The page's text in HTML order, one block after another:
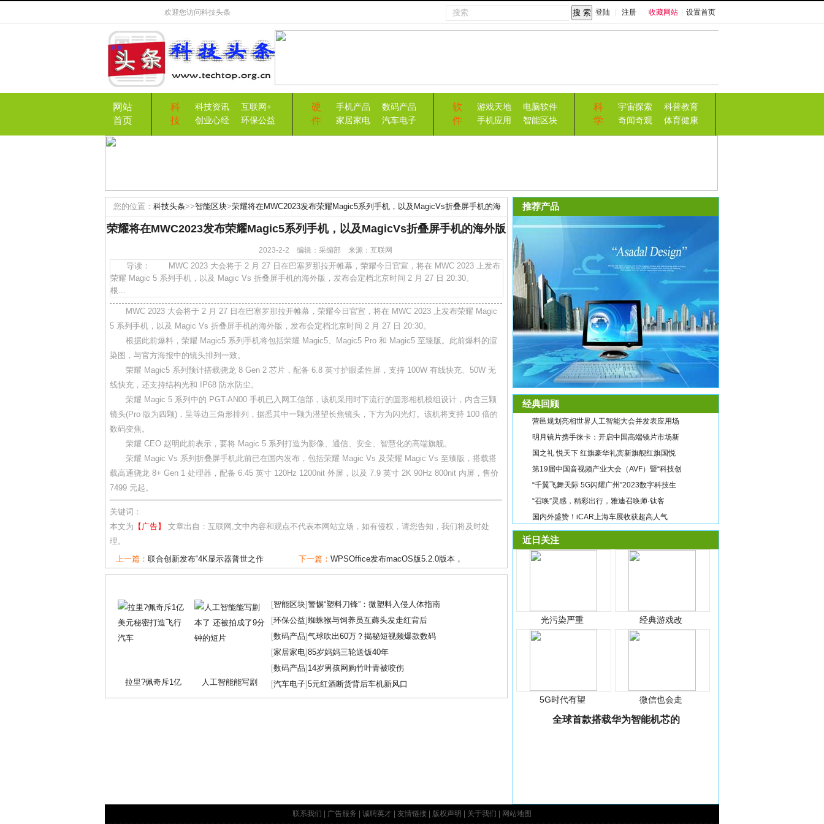
欢迎您访问科技头条 收藏网站 设置首页
登陆 注册
网站
首页
科
技
科技资讯
互联网+
创业心经
环保公益
硬
件
手机产品
数码产品
家居家电
汽车电子
软
件
游戏天地
电脑软件
手机应用
智能区块
科
学
宇宙探索
科普教育
奇闻奇观
体育健康
您的位置： 科技头条>>智能区块>荣耀将在MWC2023发布荣耀Magic5系列手机，以及MagicVs折叠屏手机的海
外版
荣耀将在MWC2023发布荣耀Magic5系列手机，以及MagicVs折叠屏手机的海外版
2023-2-2 编辑：采编部 来源：互联网
导读： MWC 2023 大会将于 2 月 27 日在巴塞罗那拉开帷幕，荣耀今日官宣，将在 MWC 2023 上发布
荣耀 Magic 5 系列手机，以及 Magic Vs 折叠屏手机的海外版，发布会定档北京时间 2 月 27 日 20:30。
根...
MWC 2023 大会将于 2 月 27 日在巴塞罗那拉开帷幕，荣耀今日官宣，将在 MWC 2023 上发布荣耀 Magic
5 系列手机，以及 Magic Vs 折叠屏手机的海外版，发布会定档北京时间 2 月 27 日 20:30。
根据此前爆料，荣耀 Magic5 系列手机将包括荣耀 Magic5、Magic5 Pro 和 Magic5 至臻版。此前爆料的渲
染图，与官方海报中的镜头排列一致。
荣耀 Magic5 系列预计搭载骁龙 8 Gen 2 芯片，配备 6.8 英寸护眼柔性屏，支持 100W 有线快充、50W 无
线快充，还支持结构光和 IP68 防水防尘。
荣耀 Magic 5 系列中的 PGT-AN00 手机已入网工信部，该机采用时下流行的圆形相机模组设计，内含三颗
镜头(Pro 版为四颗)，呈等边三角形排列，据悉其中一颗为潜望长焦镜头，下方为闪光灯。该机将支持 100 倍的
数码变焦。
荣耀 CEO 赵明此前表示，要将 Magic 5 系列打造为影像、通信、安全、智慧化的高端旗舰。
荣耀 Magic Vs 系列折叠屏手机此前已在国内发布，包括荣耀 Magic Vs 及荣耀 Magic Vs 至臻版，搭载搭
载高通骁龙 8+ Gen 1 处理器，配备 6.45 英寸 120Hz 1200nit 外屏，以及 7.9 英寸 2K 90Hz 800nit 内屏，售价
7499 元起。
关键词：
本文为 【广告】
文章出自：互联网,文中内容和观点不代表本网站立场，如有侵权，请您告知，我们将及时处
理。
上一篇： 联合创新发布“4K显示器普世之作 下一篇： WPSOffice发布macOS版5.2.0版本，
拉里?佩奇斥1亿 人工智能能写剧
[智能区块]警惕“塑料刀锋”：微塑料入侵人体指南
[环保公益]蜘蛛猴与饲养员互薅头发走红背后
[数码产品]气球吹出60万？揭秘短视频爆款数码
[家居家电]85岁妈妈三轮送饭40年
[数码产品] 14岁男孩网购竹叶青被咬伤
[汽车电子]5元红酒断货背后车机新风口
推荐产品
经典回顾
营邑规划亮相世界人工智能大会并发表应用场
明月镜片携手徕卡：开启中国高端镜片市场新
国之礼 悦天下 红旗豪华礼宾新旗舰红旗国悦
第19届中国音视频产业大会（AVF）暨“科技创
“千翼飞舞天际 5G闪耀广州”2023数字科技生
“召唤”灵感，精彩出行，雅迪召唤师·钛客
国内外盛赞！iCAR上海车展收获超高人气
近日关注
光污染严重 经典游戏改
5G时代有望 微信也会走
全球首款搭载华为智能机芯的
联系我们 广告服务 诚聘英才 友情链接 版权声明 关于我们 网站地图